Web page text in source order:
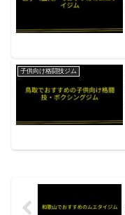
子供向け格闘技ジム